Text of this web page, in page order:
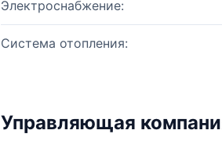
Электроснабжение:
Система отопления:
Управляющая